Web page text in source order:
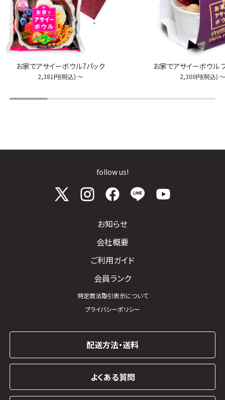
お家でアサイーボウル7パック
2,381円(税込) ～
お家でアサイーボウル
2,300円(税込)
follow us!
お知らせ
会社概要
ご利用ガイド
会員ランク
特定商法取引表示について
プライバシーポリシー
配送方法・送料
よくある質問